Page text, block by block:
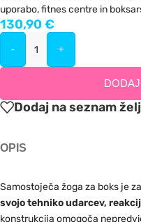
uporabo, fitnes centre in
130,90 €
- +
Dodaj na seznam
OPIS
Samostoječa žoga za boks je
svojo tehniko udarcev,
konstrukcija omogoča